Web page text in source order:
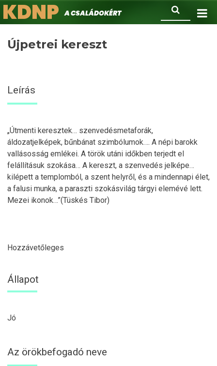
Ugrás
a
Keresés
KDNPA családokért.
Újpetrei kereszt
Leírás
„Útmenti keresztek… szenvedésmetaforák,
áldozatjelképek, bűnbánat szimbólumok…. A népi barokk
vallásosság emlékei. A török utáni időkben terjedt el
felállításuk szokása… A kereszt, a szenvedés jelképe…
kilépett a templomból, a szent helyről, és a mindennapi élet,
a falusi munka, a paraszti szokásvilág tárgyi elemévé lett.
Mezei ikonok…”(Tüskés Tibor)
Hozzávetőleges
Állapot
Jó
Az örökbefogadó neve